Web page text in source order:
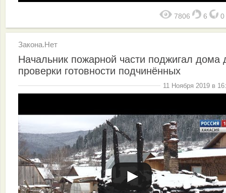
7806 6 0
Закона.Нет
Начальник пожарной части поджигал дома
проверки готовности подчинённых
11 Ноября 2019 в